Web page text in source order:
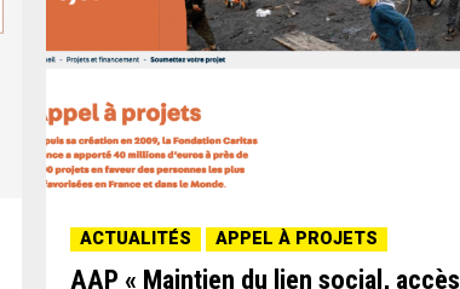
ACTUALITÉS APPEL À PROJETS
AAP « Maintien du lien social, accès